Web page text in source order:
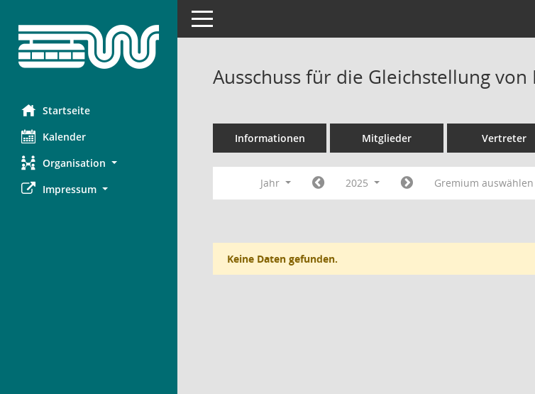
Startseite
Kalender
Organisation
Impressum
Toggle navigation
Ausschuss für die Gleichstellung
Informationen Mitglieder Vertreter
Jahr 2025 Gremium auswählen
Keine Daten gefunden.